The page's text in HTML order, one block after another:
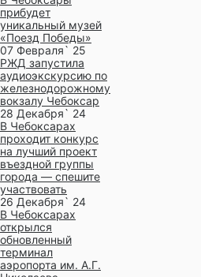
прибудет
уникальный музей
«Поезд Победы»
07 Февраля` 25
РЖД запустила
аудиоэкскурсию по
железнодорожному
вокзалу Чебоксар
28 Декабря` 24
В Чебоксарах
проходит конкурс
на лучший проект
въездной группы
города — спешите
участвовать
26 Декабря` 24
В Чебоксарах
открылся
обновленный
терминал
аэропорта им. А.Г.